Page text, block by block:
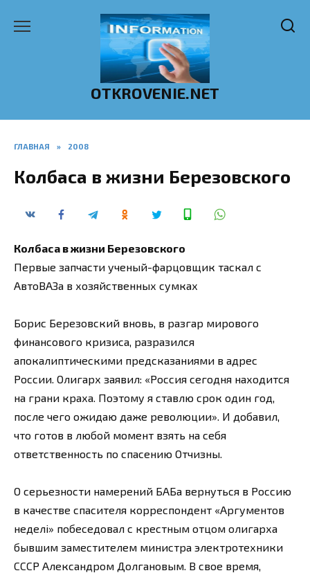
OTKROVENIE.NET
ГЛАВНАЯ » 2008
Колбаса в жизни Березовского
Колбаса в жизни Березовского
Первые запчасти ученый-фарцовщик таскал с
АвтоВАЗа в хозяйственных сумках
Борис Березовский вновь, в разгар мирового
финансового кризиса, разразился
апокалиптическими предсказаниями в адрес
России. Олигарх заявил: «Россия сегодня находится
на грани краха. Поэтому я ставлю срок один год,
после чего ожидаю даже революции». И добавил,
что готов в любой момент взять на себя
ответственность по спасению Отчизны.
О серьезности намерений БАБа вернуться в Россию
в качестве спасителя корреспондент «Аргументов
неделi» побеседовал с крестным отцом олигарха
бывшим заместителем министра электротехники
СССР Александром Долгановым. В свое время,